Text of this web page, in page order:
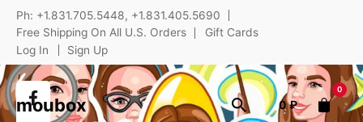
Skip
content
Ph: +1.831.705.5448, +1.831.405.5690
Free Shipping On All U.S. Orders
Gift Cards
Log In
Sign Up
moubox 0₽
0